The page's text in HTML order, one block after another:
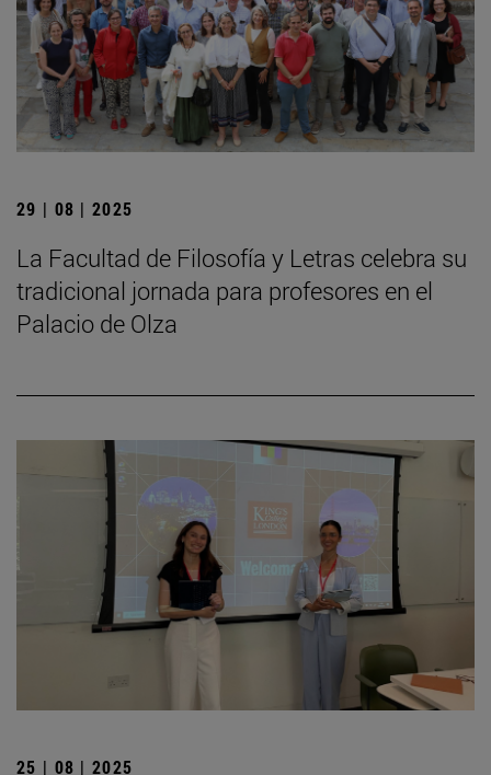
29 | 08 | 2025
La Facultad de Filosofía y Letras celebra su
tradicional jornada para profesores en el
Palacio de Olza
25 | 08 | 2025